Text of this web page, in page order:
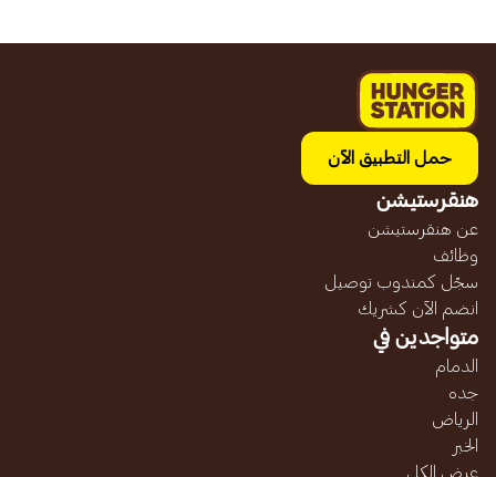
حمل التطبيق الآن
هنقرستيشن
عن هنقرستيشن
وظائف
سجّل كمندوب توصيل
انضم الآن كشريك
متواجدين في
الدمام
جده
الرياض
الخبر
عرض الكل...